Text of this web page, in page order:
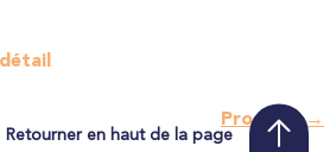
Prochain→
Retourner en haut de la page